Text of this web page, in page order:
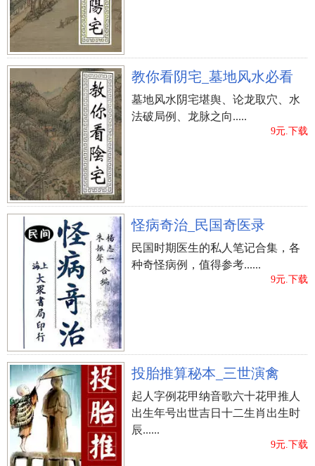
教你看阴宅_墓地风水必看
墓地风水阴宅堪舆、论龙取穴、水
法破局例、龙脉之向.....
9元.下载
怪病奇治_民国奇医录
民国时期医生的私人笔记合集，各
种奇怪病例，值得参考......
9元.下载
投胎推算秘本_三世演禽
起人字例花甲纳音歌六十花甲推人
出生年号出世吉日十二生肖出生时
辰......
9元.下载